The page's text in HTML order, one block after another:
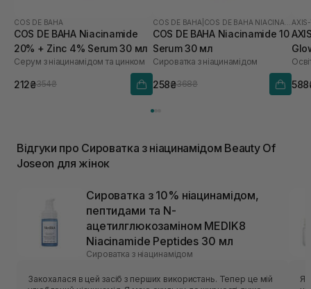
COS DE BAHA
COS DE BAHA Niacinamide
20% + Zinc 4% Serum 30 мл
Серум з ніацинамідом та цинком
212₴354₴
COS DE BAHA
COS DE BAHA Niacinamide 10
Serum 30 мл
Сироватка з ніацинамідом
258₴368₴
Відгуки про Сироватка з ніацинамідом Beauty Of
Joseon для жінок
Сироватка з 10% ніацинамідом,
пептидами та N-
ацетилглюкозаміном MEDIK8
Niacinamide Peptides 30 мл
Сироватка з ніацинамідом
Закохалася в цей засіб з перших використань. Тепер це мій
Я